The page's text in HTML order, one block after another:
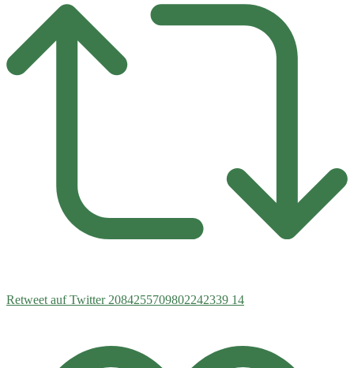
Retweet auf Twitter 2084255709802242339 14